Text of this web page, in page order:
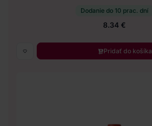
Dodanie do 10 prac. dní
8.34 €
Pridať do košíka